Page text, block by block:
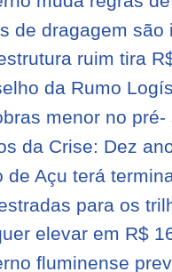
de dragagem
ruim tira
da Rumo
menor no pré-
da Crise: Dez
de Açu terá
para os
elevar em R$
fluminense